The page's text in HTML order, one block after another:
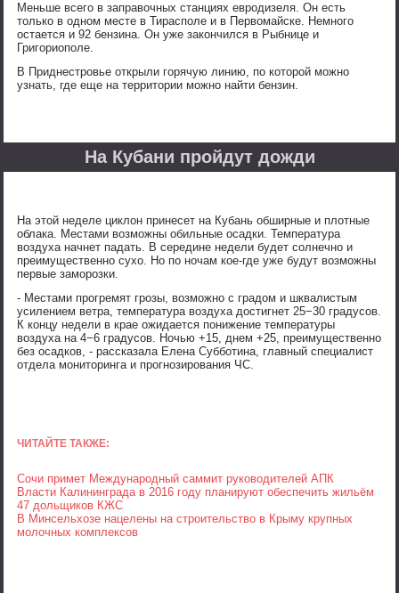
Меньше всего в заправочных станциях евродизеля. Он есть
только в одном месте в Тирасполе и в Первомайске. Немного
остается и 92 бензина. Он уже закончился в Рыбнице и
Григориополе.
В Приднестровье открыли горячую линию, по которой можно
узнать, где еще на территории можно найти бензин.
На Кубани пройдут дожди
На этой неделе циклон принесет на Кубань обширные и плотные
облака. Местами возможны обильные осадки. Температура
воздуха начнет падать. В середине недели будет солнечно и
преимущественно сухо. Но по ночам кое-где уже будут возможны
первые заморозки.
- Местами прогремят грозы, возможно с градом и шквалистым
усилением ветра, температура воздуха достигнет 25−30 градусов.
К концу недели в крае ожидается понижение температуры
воздуха на 4−6 градусов. Ночью +15, днем +25, преимущественно
без осадков, - рассказала Елена Субботина, главный специалист
отдела мониторинга и прогнозирования ЧС.
ЧИТАЙТЕ ТАКЖЕ:
Сочи примет Международный саммит руководителей АПК
Власти Калининграда в 2016 году планируют обеспечить жильём
47 дольщиков КЖС
В Минсельхозе нацелены на строительство в Крыму крупных
молочных комплексов